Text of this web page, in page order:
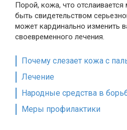
Порой, кожа, что
быть свидетельством
может кардинально изменить
своевременного лечения.
Почему слезает кожа с
Лечение
Народные средства в
Меры профилактики